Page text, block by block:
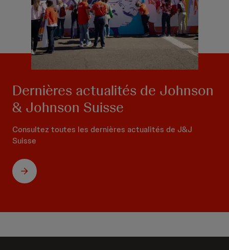
Dernières actualités de Johnson
& Johnson Suisse
Consultez toutes les dernières actualités de J&J
Suisse